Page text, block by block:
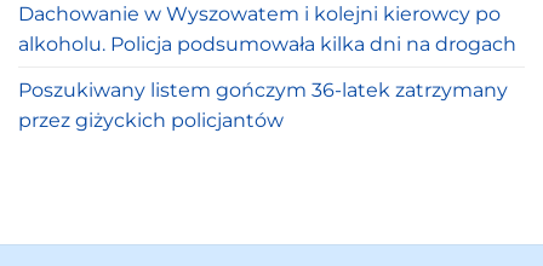
Dachowanie w Wyszowatem i kolejni kierowcy po
alkoholu. Policja podsumowała kilka dni na drogach
Poszukiwany listem gończym 36-latek zatrzymany
przez giżyckich policjantów